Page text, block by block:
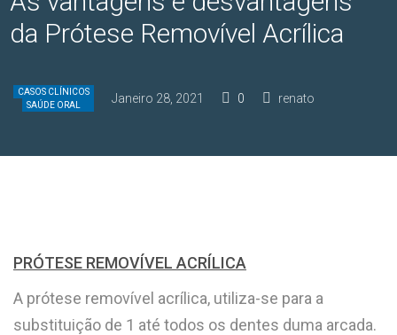
da Prótese Removível Acrílica
CASOS CLÍNICOS
SAÚDE ORAL
Janeiro 28, 2021 0 renato
PRÓTESE REMOVÍVEL ACRÍLICA
A prótese removível acrílica, utiliza-se para a
substituição de 1 até todos os dentes duma arcada.